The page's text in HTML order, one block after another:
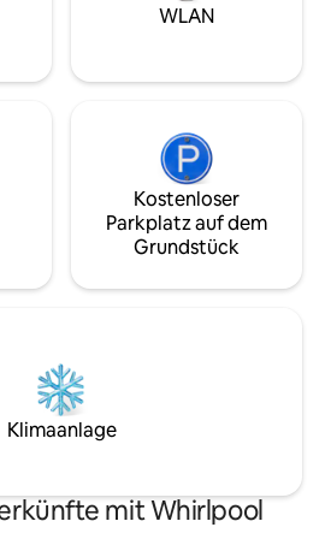
Meer, 20 zum
WLAN
Kostenloser
Parkplatz auf dem
Grundstück
Klimaanlage
mit Whirlpool